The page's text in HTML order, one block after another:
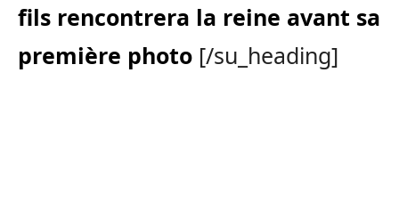
fils rencontrera la reine avant sa
première photo [/su_heading]